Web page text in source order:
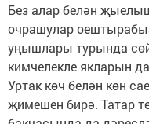
Без алар белән
очрашулар
уңышлары турында
кимчелекле якларын
Уртак көч белән көн
җимешен бирә. Татар